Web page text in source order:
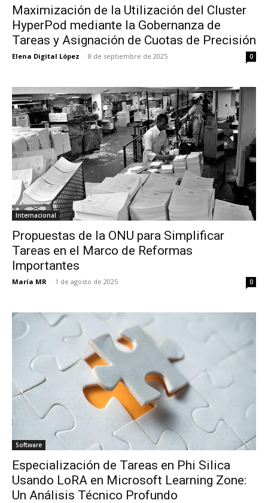
Maximización de la Utilización del Cluster
HyperPod mediante la Gobernanza de
Tareas y Asignación de Cuotas de Precisión
Elena Digital López - 8 de septiembre de 2025 0
Internacional
Propuestas de la ONU para Simplificar
Tareas en el Marco de Reformas
Importantes
María MR - 1 de agosto de 2025 0
Software
Especialización de Tareas en Phi Silica
Usando LoRA en Microsoft Learning Zone:
Un Análisis Técnico Profundo